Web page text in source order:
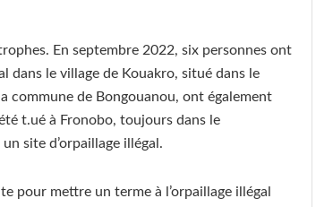
En septembre 2022, six personnes ont
dans le village de Kouakro, situé dans le
commune de Bongouanou, ont également
t.ué à Fronobo, toujours dans le
site d’orpaillage illégal.
pour mettre un terme à l’orpaillage illégal